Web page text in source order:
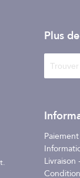
Plus
Livraison